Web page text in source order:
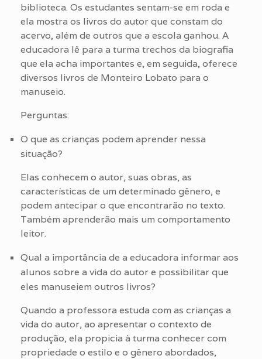
biblioteca. Os estudantes sentam-se em roda e
ela mostra os livros do autor que constam do
acervo, além de outros que a escola ganhou. A
educadora lê para a turma trechos da biografia
que ela acha importantes e, em seguida, oferece
diversos livros de Monteiro Lobato para o
manuseio.
Perguntas:
O que as crianças podem aprender nessa
situação?
Elas conhecem o autor, suas obras, as
características de um determinado gênero, e
podem antecipar o que encontrarão no texto.
Também aprenderão mais um comportamento
leitor.
Qual a importância de a educadora informar aos
alunos sobre a vida do autor e possibilitar que
eles manuseiem outros livros?
Quando a professora estuda com as crianças a
vida do autor, ao apresentar o contexto de
produção, ela propicia à turma conhecer com
propriedade o estilo e o gênero abordados,